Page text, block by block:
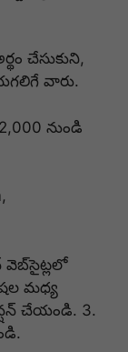
చేసుకుని,
వారు.
నుండి
వెబ్‌సైట్లలో
మధ్య
చేయండి. 3.